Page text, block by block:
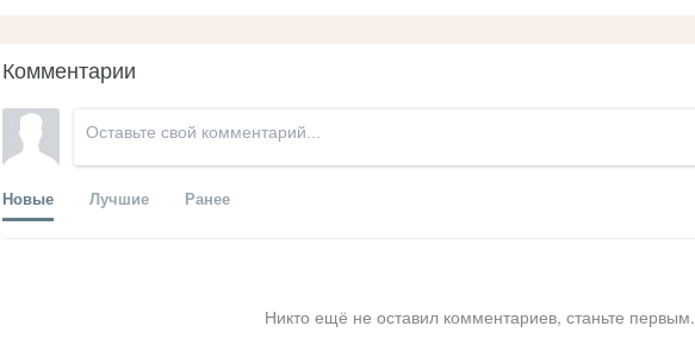
Комментарии
Новые Лучшие Ранее
Никто ещё не оставил комментариев, станьте первым.